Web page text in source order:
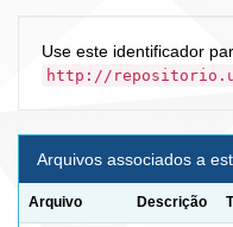
Use este identificador
http://
Arquivos associados a
Arquivo Descrição